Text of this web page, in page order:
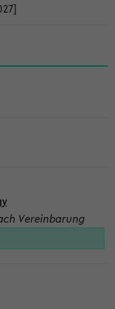
Vereinbarung